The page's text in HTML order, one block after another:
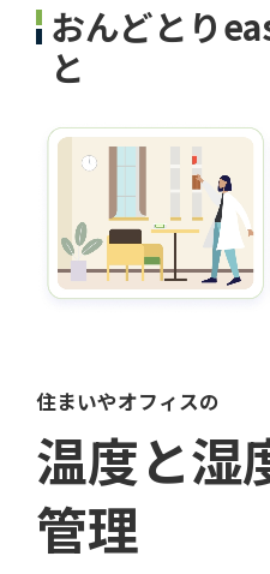
おんどとり
と
住まいやオフィスの
温度と湿
管理